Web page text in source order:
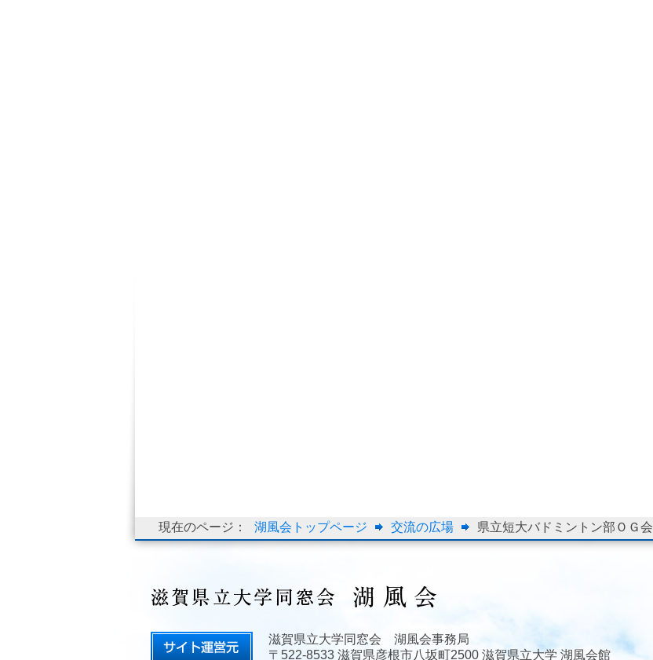
現在のページ： 湖風会トップページ 交流の広場 県立短大バドミントン部ＯＧ会
滋賀県立大学同窓会 湖風会事務局
〒522-8533 滋賀県彦根市八坂町2500 滋賀県立大学 湖風会館